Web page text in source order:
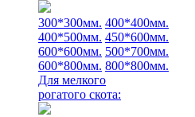
300*300мм. 400*400мм.
400*500мм. 450*600мм.
600*600мм. 500*700мм.
600*800мм. 800*800мм.
Для мелкого
рогатого скота: